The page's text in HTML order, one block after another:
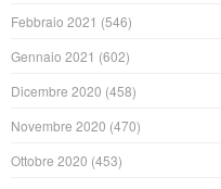
Febbraio 2021 (546)
Gennaio 2021 (602)
Dicembre 2020 (458)
Novembre 2020 (470)
Ottobre 2020 (453)